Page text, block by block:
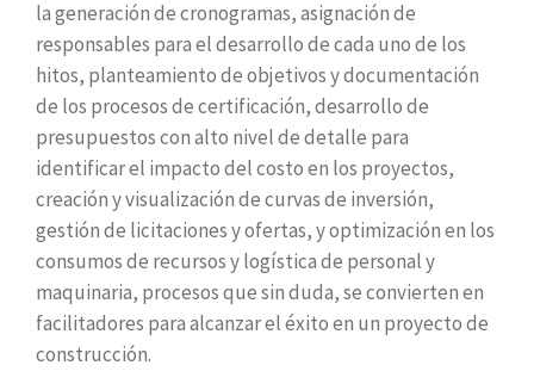
la generación de cronogramas, asignación de
responsables para el desarrollo de cada uno de los
hitos, planteamiento de objetivos y documentación
de los procesos de certificación, desarrollo de
presupuestos con alto nivel de detalle para
identificar el impacto del costo en los proyectos,
creación y visualización de curvas de inversión,
gestión de licitaciones y ofertas, y optimización en los
consumos de recursos y logística de personal y
maquinaria, procesos que sin duda, se convierten en
facilitadores para alcanzar el éxito en un proyecto de
construcción.